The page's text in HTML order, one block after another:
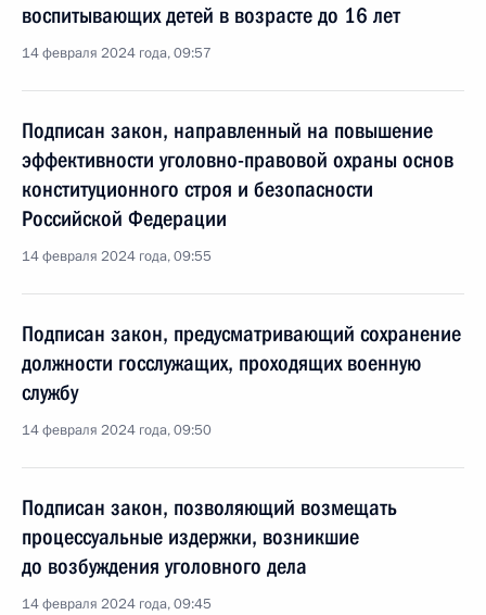
воспитывающих детей в возрасте до 16 лет
14 февраля 2024 года, 09:57
Подписан закон, направленный на повышение
эффективности уголовно-правовой охраны основ
конституционного строя и безопасности
Российской Федерации
14 февраля 2024 года, 09:55
Подписан закон, предусматривающий сохранение
должности госслужащих, проходящих военную
службу
14 февраля 2024 года, 09:50
Подписан закон, позволяющий возмещать
процессуальные издержки, возникшие
до возбуждения уголовного дела
14 февраля 2024 года, 09:45